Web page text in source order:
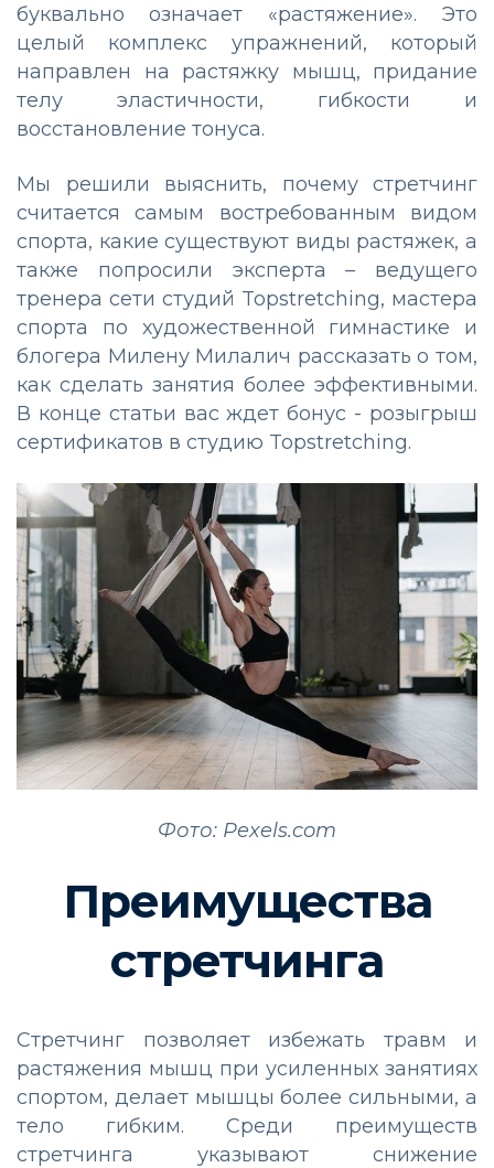
буквально означает «растяжение». Это
целый комплекс упражнений, который
направлен на растяжку мышц, придание
телу эластичности, гибкости и
восстановление тонуса.
Мы решили выяснить, почему стретчинг
считается самым востребованным видом
спорта, какие существуют виды растяжек, а
также попросили эксперта – ведущего
тренера сети студий Topstretching, мастера
спорта по художественной гимнастике и
блогера Милену Милалич рассказать о том,
как сделать занятия более эффективными.
В конце статьи вас ждет бонус - розыгрыш
сертификатов в студию Topstretching.
Фото: Pexels.com
Преимущества
стретчинга
Стретчинг позволяет избежать травм и
растяжения мышц при усиленных занятиях
спортом, делает мышцы более сильными, а
тело гибким. Среди преимуществ
стретчинга указывают снижение